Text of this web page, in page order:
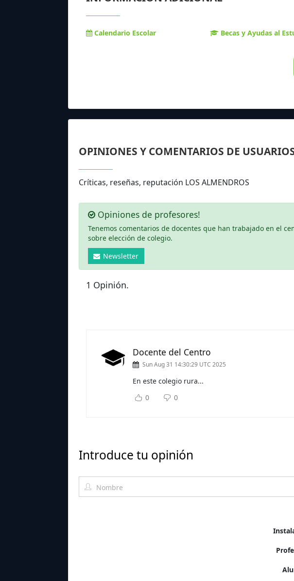
Calendario Escolar Becas y Ayudas al
OPINIONES Y COMENTARIOS DE
Críticas, reseñas, reputación LOS ALMENDROS
Opiniones de profesores!
Tenemos comentarios de docentes que han trabajado en el
sobre elección de colegio.
Newsletter
1 Opinión.
Docente del Centro
Sun Aug 31 14:30:29 UTC 2025
En este colegio rura...
0
0
Introduce tu opinión